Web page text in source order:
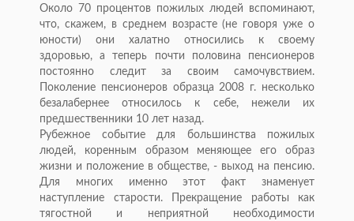
Около 70 процентов пожилых людей вспоминают,
что, скажем, в среднем возрасте (не говоря уже о
юности) они халатно относились к своему
здоровью, а теперь почти половина пенсионеров
постоянно следит за своим самочувствием.
Поколение пенсионеров образца 2008 г. несколько
безалабернее относилось к себе, нежели их
предшественники 10 лет назад.
Рубежное событие для большинства пожилых
людей, коренным образом меняющее его образ
жизни и положение в обществе, - выход на пенсию.
Для многих именно этот факт знаменует
наступление старости. Прекращение работы как
тягостной и неприятной необходимости